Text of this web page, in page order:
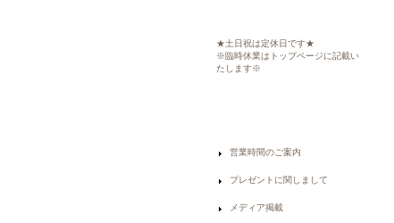
★土日祝は定休日です★
※臨時休業はトップページに記載い
たします※
営業時間のご案内
プレゼントに関しまして
メディア掲載